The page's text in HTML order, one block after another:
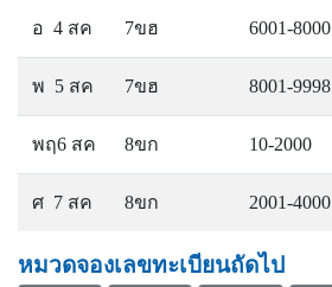
อ 4 สค 7ขฮ 6001-8000
พ 5 สค 7ขฮ 8001-9998
พฤ6 สค 8ขก 10-2000
ศ 7 สค 8ขก 2001-4000
หมวดจองเลขทะเบียนถัดไป